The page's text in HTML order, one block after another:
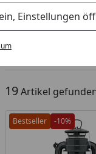
Einstellungen
19Artikel
Bestseller -10%